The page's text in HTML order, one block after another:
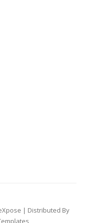
| Distributed By